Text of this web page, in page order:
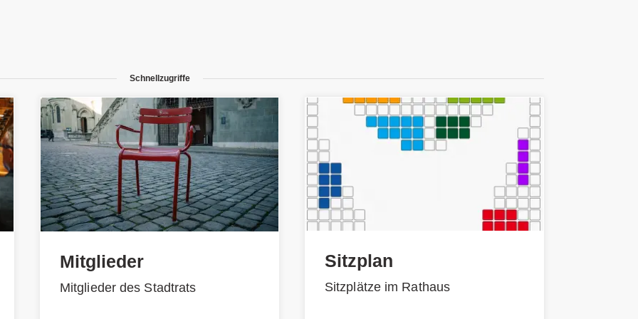
Schnellzugriffe
Mitglieder
Mitglieder des Stadtrats
Sitzplan
Sitzplätze im Rathaus